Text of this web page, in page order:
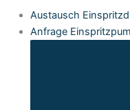
Austausch
Anfrage